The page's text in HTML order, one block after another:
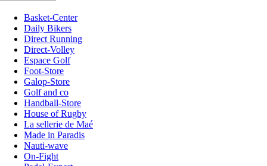
Basket-Center
Daily Bikers
Direct Running
Direct-Volley
Espace Golf
Foot-Store
Galop-Store
Golf and co
Handball-Store
House of Rugby
La sellerie de Maé
Made in Paradis
Nauti-wave
On-Fight